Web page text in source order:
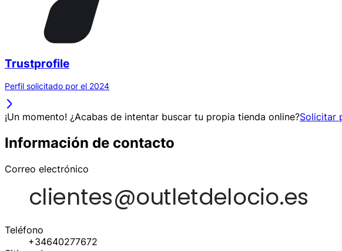
Trustprofile
Perfil solicitado por el 2024
¡Un momento! ¿Acabas de intentar buscar tu propia tienda online?Solicitar
Información de contacto
Correo electrónico
Teléfono
+34640277672